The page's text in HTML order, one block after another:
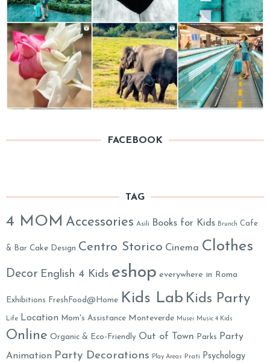
FACEBOOK
TAG
4 MOM Accessories Asili Books for Kids Brunch Cafe
& Bar Cake Design Centro Storico Cinema Clothes
Decor English 4 Kids eshop everywhere in Roma
Exhibitions FreshFood@Home Kids Lab Kids Party
Life Location Mom's Assistance Monteverde Musei Music 4 Kids
Online Organic & Eco-Friendly Out of Town Parks
Party
Animation Party Decorations Play Areas Prati Psychology